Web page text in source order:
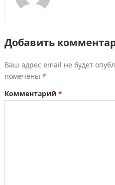
Добавить
Ваш адрес email не будет
помечены *
Комментарий *